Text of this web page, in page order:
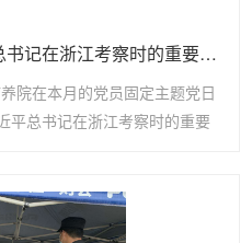
五云山疗养院开展“习近平总书记在浙江考察时的重要讲话精神”专题宣讲
院在本月的党员固定主题党日
平总书记在浙江考察时的重要